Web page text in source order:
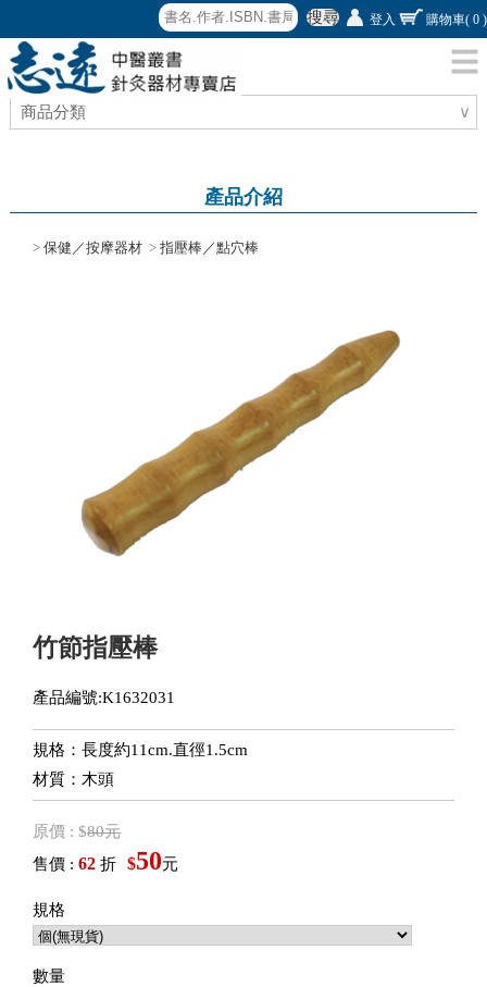
搜尋 登入 購物車( 0 )
商品分類 ∨
產品介紹
>保健／按摩器材 >指壓棒／點穴棒
竹節指壓棒
產品編號:K1632031
規格：長度約11cm.直徑1.5cm
材質：木頭
原價 : $80元
售價 :62 折 $50元
規格
數量